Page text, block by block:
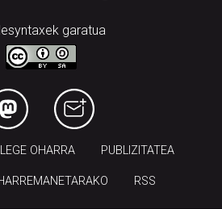
garatua
LEGE OHARRA PUBLIZITATEA
RSS